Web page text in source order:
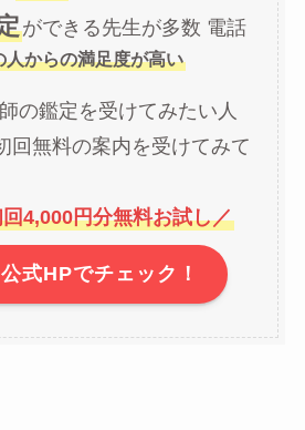
ができる先生が多数 電話
人からの満足度が高い
の鑑定を受けてみたい人
回無料の案内を受けてみて
4,000円分無料お試し／
式HPでチェック！